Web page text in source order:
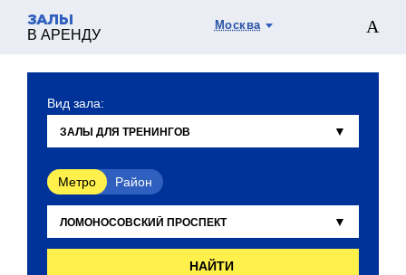
ЗАЛЫ
В АРЕНДУ
Москва
Вид зала:
Метро Район
НАЙТИ